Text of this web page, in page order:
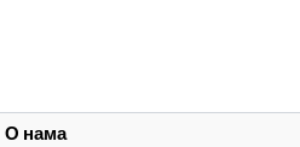
О нама